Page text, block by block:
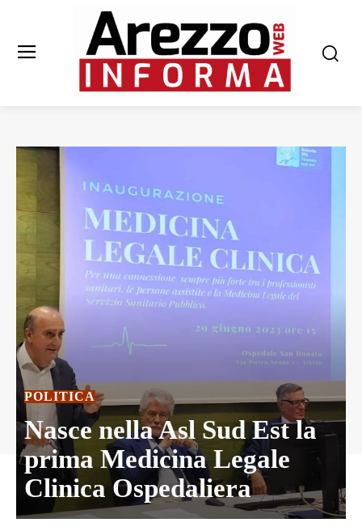
POLITICA
Nasce nella Asl Sud Est la
prima Medicina Legale
Clinica Ospedaliera